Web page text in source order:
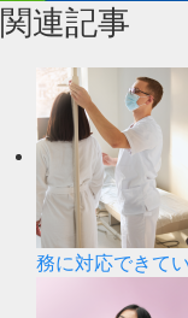
関連記事
務に対応できて